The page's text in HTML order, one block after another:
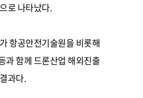
로 나타났다.
항공안전기술원을 비롯해
과 함께 드론산업 해외진출
과다.